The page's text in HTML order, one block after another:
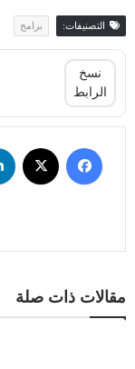
التصنيفات: برامج
نسخ
الرابط
مقالات ذات صلة